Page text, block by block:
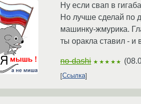
Ну если свап в
Но лучше сделай по
машинку-жмурика.
ты оракла ставил - и
no-dashi ★★★★★ (
Ссылка